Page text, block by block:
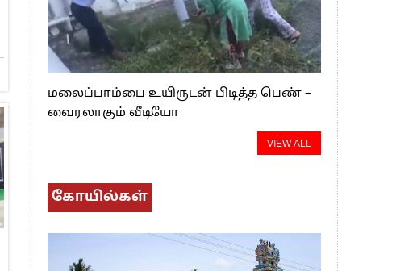
மலைப்பாம்பை உயிருடன் பிடித்த பெண் –
வைரலாகும் வீடியோ
VIEW ALL
கோயில்கள்